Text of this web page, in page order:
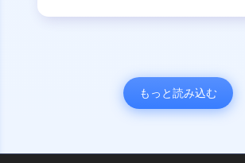
もっと読み込む